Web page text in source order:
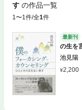
す の作品一覧
1〜1件/全1件
最新刊
の生を
池見陽
2,200